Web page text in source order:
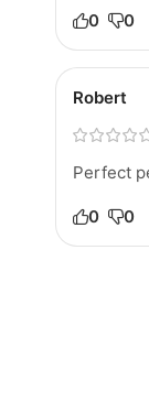
0 0
Robert
Perfect
0 0